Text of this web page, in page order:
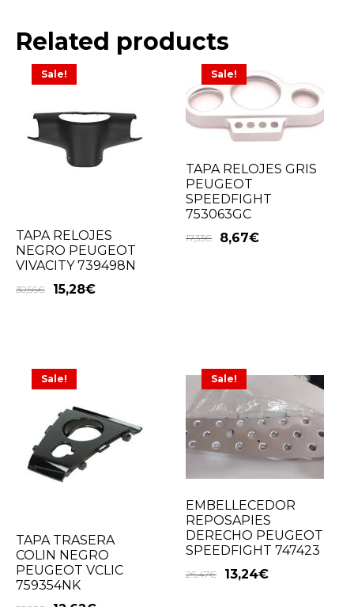
Related products
Sale!
TAPA RELOJES
NEGRO PEUGEOT
VIVACITY 739498N
30,56€ 15,28€
Sale!
TAPA RELOJES GRIS
PEUGEOT
SPEEDFIGHT
753063GC
17,33€ 8,67€
Sale!
TAPA TRASERA
COLIN NEGRO
PEUGEOT VCLIC
759354NK
Sale!
EMBELLECEDOR
REPOSAPIES
DERECHO PEUGEOT
SPEEDFIGHT 747423
26,47€ 13,24€